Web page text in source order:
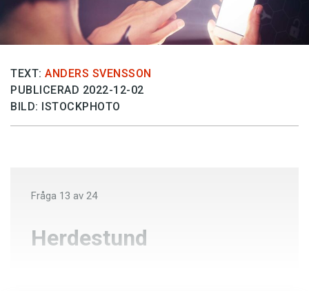
Läs Språktidningen digitalt
TEXT: ANDERS SVENSSON
PUBLICERAD 2022-12-02
BILD: ISTOCKPHOTO
Fråga 13 av 24
Herdestund